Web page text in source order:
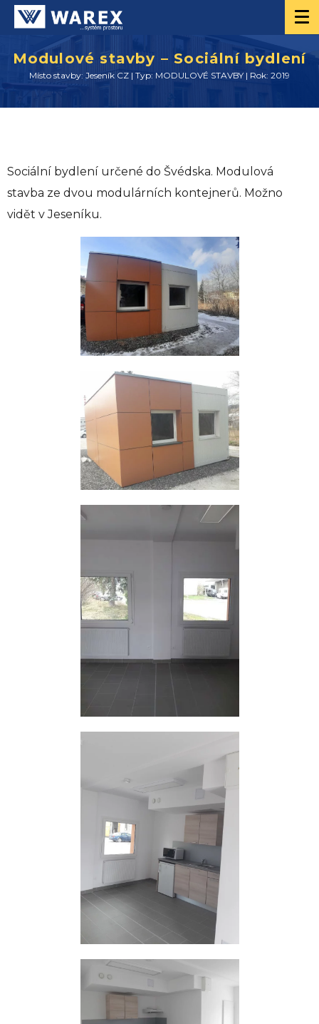
Modulové stavby – Sociální bydlení
Místo stavby: Jeseník CZ | Typ: MODULOVÉ STAVBY | Rok: 2019
Sociální bydlení určené do Švédska. Modulová
stavba ze dvou modulárních kontejnerů. Možno
vidět v Jeseníku.